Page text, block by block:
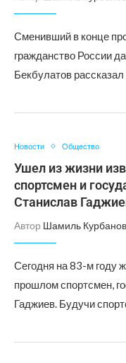
Сменивший в конце
гражданство России
Бекбулатов
Новости Общество
Ушел из жизни
спортсмен и
Станислав
Автор Шамиль Курбанов
Сегодня на 83-м году
прошлом спортсмен,
Гаджиев. Будучи